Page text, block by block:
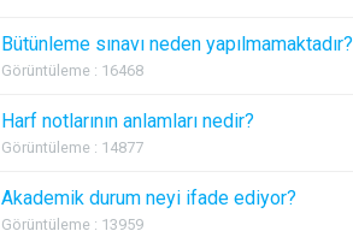
Bütünleme sınavı neden yapılmamaktadır?
Görüntüleme : 16468
Harf notlarının anlamları nedir?
Görüntüleme : 14877
Akademik durum neyi ifade ediyor?
Görüntüleme : 13959